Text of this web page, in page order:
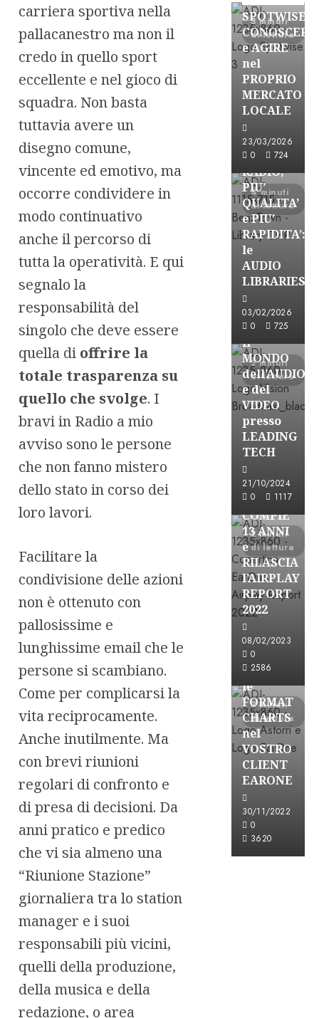
carriera sportiva nella
pallacanestro ma non il
credo in quello sport
eccellente e nel gioco di
squadra. Non basta
tuttavia avere un
disegno comune,
vincente ed emotivo, ma
occorre condividere in
modo continuativo
anche il percorso di
tutta la operatività. E qui
segnalo la
responsabilità del
singolo che deve essere
quella di offrire la
totale trasparenza su
quello che svolge. I
bravi in Radio a mio
avviso sono le persone
che non fanno mistero
dello stato in corso dei
loro lavori.
Facilitare la
condivisione delle azioni
non è ottenuto con
pallosissime e
lunghissime email che le
persone si scambiano.
Come per complicarsi la
vita reciprocamente.
Anche inutilmente. Ma
con brevi riunioni
regolari di confronto e
di presa di decisioni. Da
anni pratico e predico
che vi sia almeno una
“Riunione Stazione”
giornaliera tra lo station
manager e i suoi
responsabili più vicini,
quelli della produzione,
della musica e della
redazione, o area
3 minuti
di lettura
SPOTWISE:
CONOSCERE
e AGIRE
nel
PROPRIO
MERCATO
LOCALE
23/03/2026
0
724
4 minuti
di lettura
FREE
Per la
RADIO,
PIU’
QUALITA’
e PIU’
RAPIDITA’:
le
AUDIO
LIBRARIES
03/02/2026
0
725
2 minuti
di lettura
Partnership
VISION
BROADCAST,
ESPLORARE
il
MONDO
dell’AUDIO
e del
VIDEO
presso
LEADING
TECH
21/10/2024
0
1117
2 minuti
di lettura
Partnership
EARONE
COMPIE
13 ANNI
e
RILASCIA
l’AIRPLAY
REPORT
2022
08/02/2023
0
2586
3 minuti
di lettura
Partnership
le
FORMAT
CHARTS
nel
VOSTRO
CLIENT
EARONE
30/11/2022
0
3620